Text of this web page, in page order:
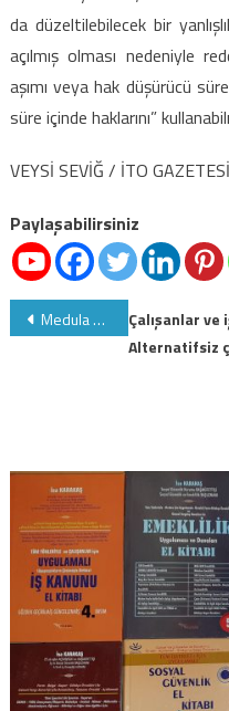
da düzeltilebilecek bir
açılmış olması nedeniyle
aşımı veya hak düşürücü
süre içinde haklarını”
VEYSİ SEVİĞ / İTO
Paylaşabilirsiniz
Yazı
gezinmesi
Medula hastane yardım masası telefon numaraları
Çalışanlar
Alternatifsiz